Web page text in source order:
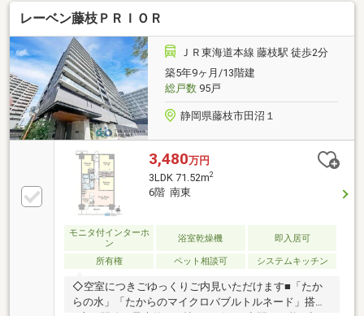
レーベン藤枝ＰＲＩＯＲ
ＪＲ東海道本線 藤枝駅 徒歩2分
築5年9ヶ月/13階建
総戸数95戸
静岡県藤枝市田沼１
3,480万円
3LDK 71.52m2
6階 南東
モニタ付インターホ
ン
浴室乾燥機 即入居可
所有権 ペット相談可 システムキッチン
◇空室につきごゆっくりご内見いただけます■「たか
らの水」「たからのマイクロバブルトルネード」搭載